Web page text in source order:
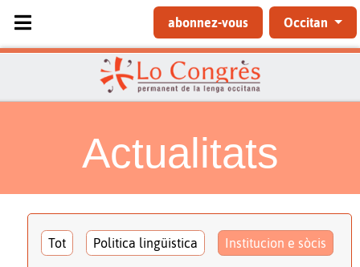
Sélectionnez votre langue
abonnez-vous Occitan
Actualitats
Tot Politica lingüistica Institucion e sòcis